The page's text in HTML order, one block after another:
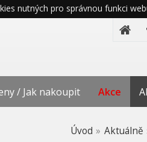
nutných pro správnou funkci
/ Jak nakoupit Akce
Úvod Aktuálně